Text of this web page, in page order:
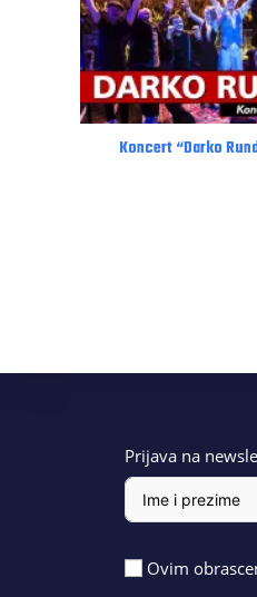
Koncert “Darko
Prijava na
Ovim